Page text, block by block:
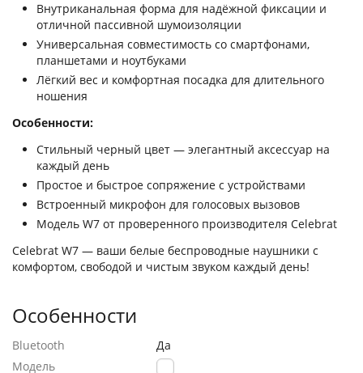
Внутриканальная форма для надёжной фиксации и
отличной пассивной шумоизоляции
Универсальная совместимость со смартфонами,
планшетами и ноутбуками
Лёгкий вес и комфортная посадка для длительного
ношения
Особенности:
Стильный черный цвет — элегантный аксессуар на
каждый день
Простое и быстрое сопряжение с устройствами
Встроенный микрофон для голосовых вызовов
Модель W7 от проверенного производителя Celebrat
Celebrat W7 — ваши белые беспроводные наушники с
комфортом, свободой и чистым звуком каждый день!
Особенности
Bluetooth
Да
Модель
W7